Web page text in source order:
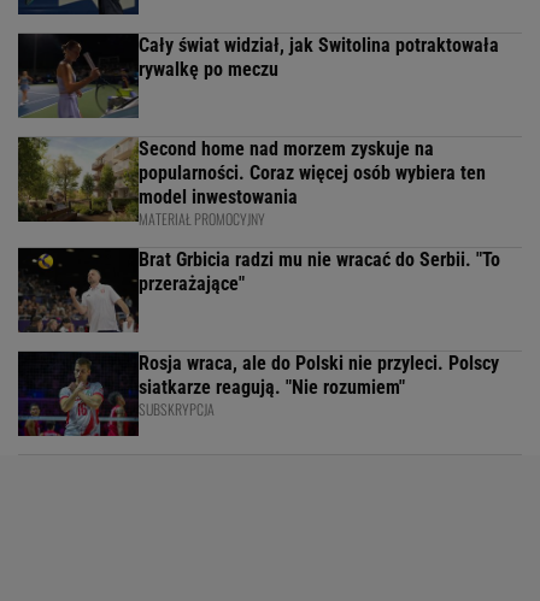
Cały świat widział, jak Switolina potraktowała
rywalkę po meczu
Second home nad morzem zyskuje na
popularności. Coraz więcej osób wybiera ten
model inwestowania
MATERIAŁ PROMOCYJNY
Brat Grbicia radzi mu nie wracać do Serbii. "To
przerażające"
Rosja wraca, ale do Polski nie przyleci. Polscy
siatkarze reagują. "Nie rozumiem"
SUBSKRYPCJA